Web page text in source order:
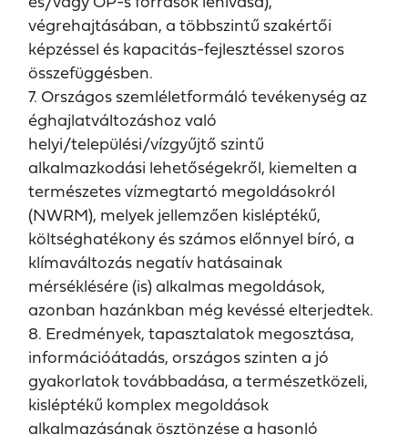
végrehajtásában, a többszintű szakértői
képzéssel és kapacitás-fejlesztéssel szoros
összefüggésben.
7. Országos szemléletformáló tevékenység az
éghajlatváltozáshoz való
helyi/települési/vízgyűjtő szintű
alkalmazkodási lehetőségekről, kiemelten a
természetes vízmegtartó megoldásokról
(NWRM), melyek jellemzően kisléptékű,
költséghatékony és számos előnnyel bíró, a
klímaváltozás negatív hatásainak
mérséklésére (is) alkalmas megoldások,
azonban hazánkban még kevéssé elterjedtek.
8. Eredmények, tapasztalatok megosztása,
információátadás, országos szinten a jó
gyakorlatok továbbadása, a természetközeli,
kisléptékű komplex megoldások
alkalmazásának ösztönzése a hasonló